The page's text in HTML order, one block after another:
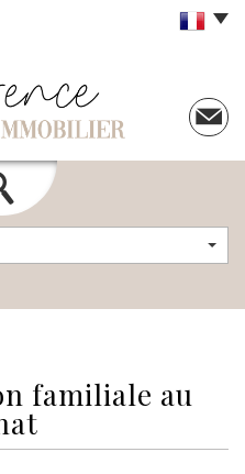
familiale au